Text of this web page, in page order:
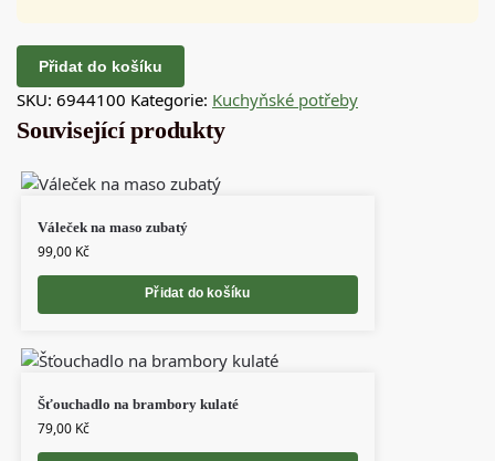
Přidat do košíku
SKU: 6944100 Kategorie: Kuchyňské potřeby
Související produkty
Váleček na maso zubatý
99,00 Kč
Přidat do košíku
Šťouchadlo na brambory kulaté
79,00 Kč